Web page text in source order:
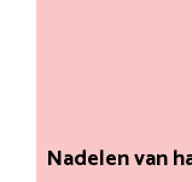
Nadelen van